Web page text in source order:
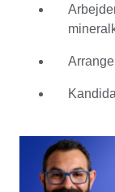
mineraler og
forskning på
I sit daglige
videnskabelige
Styrket af sin
sten guider
heldige